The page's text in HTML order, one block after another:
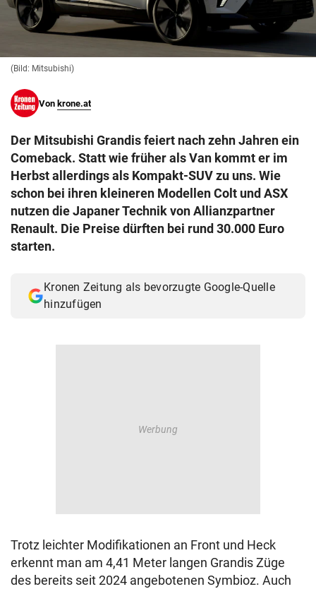
© Krone Multimedia GmbH & Co KG 2026
Muthgasse 2, 1190 Wien
(Bild: Mitsubishi)
Von krone.at
Der Mitsubishi Grandis feiert nach zehn Jahren ein
Comeback. Statt wie früher als Van kommt er im
Herbst allerdings als Kompakt-SUV zu uns. Wie
schon bei ihren kleineren Modellen Colt und ASX
nutzen die Japaner Technik von Allianzpartner
Renault. Die Preise dürften bei rund 30.000 Euro
starten.
Kronen Zeitung als bevorzugte Google-Quelle
hinzufügen
Trotz leichter Modifikationen an Front und Heck
erkennt man am 4,41 Meter langen Grandis Züge
des bereits seit 2024 angebotenen Symbioz. Auch